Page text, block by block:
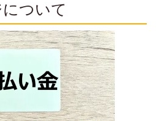
ついて